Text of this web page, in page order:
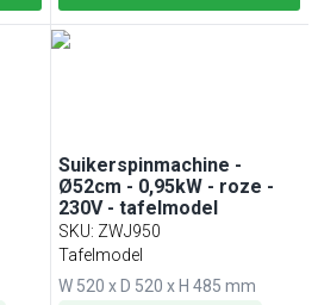
Suikerspinmachine -
Ø52cm - 0,95kW - roze -
230V - tafelmodel
SKU: ZWJ950
Tafelmodel
W 520 x D 520 x H 485 mm